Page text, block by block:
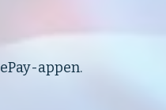
appen.